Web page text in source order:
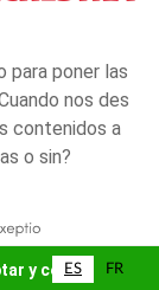
para poner las
nos des
contenidos a
o sin?
y cerrar
de comercio
de mediación de
ES FR